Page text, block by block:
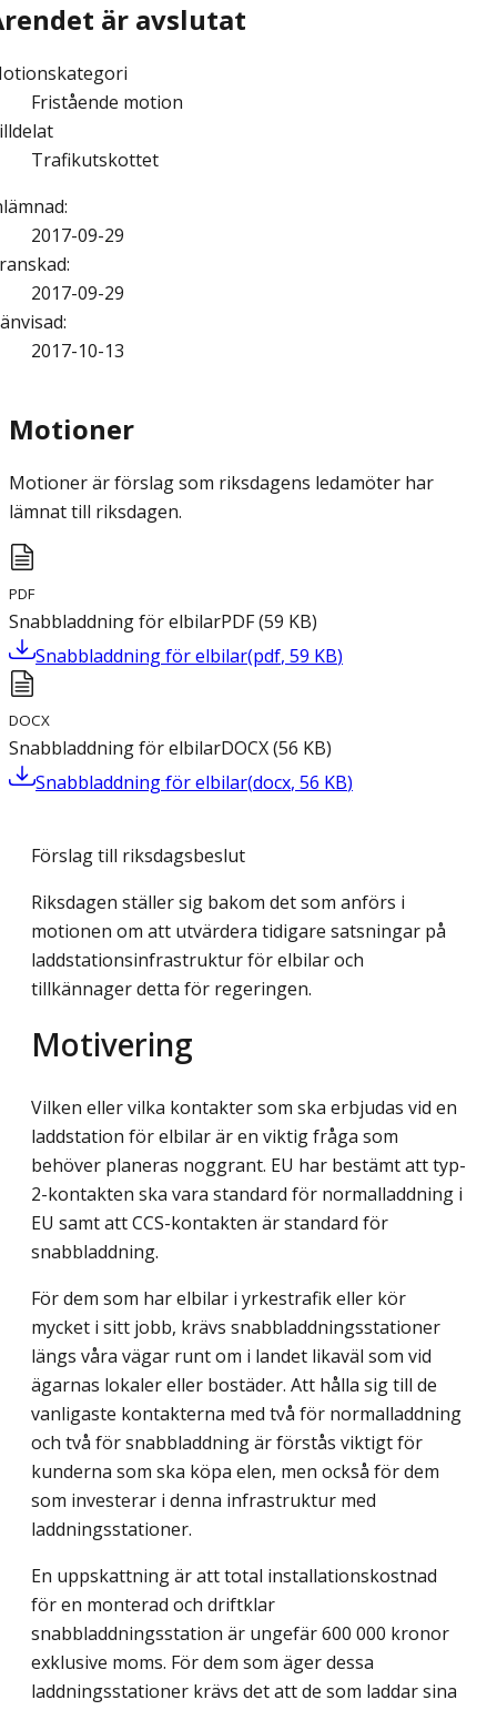
är avslutat
Fristående motion
Trafikutskottet
:
2017-09-29
:
2017-09-29
:
2017-10-13
Motioner
Motioner är förslag som riksdagens ledamöter har
lämnat till riksdagen.
PDF
Snabbladdning för elbilarPDF(59 KB)
Snabbladdning för elbilar(pdf, 59 KB)
DOCX
Snabbladdning för elbilarDOCX(56 KB)
Snabbladdning för elbilar(docx, 56 KB)
Förslag till riksdagsbeslut
Riksdagen ställer sig bakom det som anförs i
motionen om att utvärdera tidigare satsningar på
laddstationsinfrastruktur för elbilar och
tillkännager detta för regeringen.
Motivering
Vilken eller vilka kontakter som ska erbjudas vid en
laddstation för elbilar är en viktig fråga som
behöver planeras noggrant. EU har bestämt att typ-
2-kontakten ska vara standard för normalladdning i
EU samt att CCS-kontakten är standard för
snabbladdning.
För dem som har elbilar i yrkestrafik eller kör
mycket i sitt jobb, krävs snabbladdningsstationer
längs våra vägar runt om i landet likaväl som vid
ägarnas lokaler eller bostäder. Att hålla sig till de
vanligaste kontakterna med två för normalladdning
och två för snabbladdning är förstås viktigt för
kunderna som ska köpa elen, men också för dem
som investerar i denna infrastruktur med
laddningsstationer.
En uppskattning är att total installationskostnad
för en monterad och driftklar
snabbladdningsstation är ungefär 600 000 kronor
exklusive moms. För dem som äger dessa
laddningsstationer krävs det att de som laddar sina